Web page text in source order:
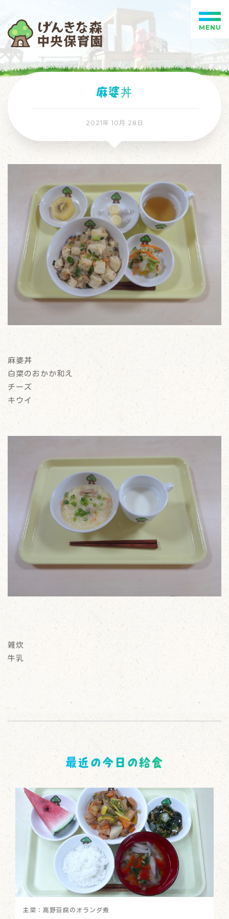
麻婆丼
2021年 10月 28日
麻婆丼
白菜のおかか和え
チーズ
キウイ
雑炊
牛乳
最近の今日の給食
主菜：高野豆腐のオランダ煮
MENU